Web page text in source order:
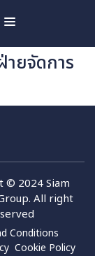
ายจัดการ
© 2024 Siam
All right
Conditions
Cookie Policy